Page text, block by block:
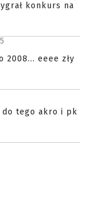
konkurs na
2008... eeee zły
do tego akro i pk